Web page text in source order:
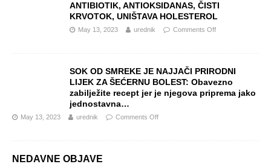
ANTIBIOTIK, ANTIOKSIDANAS, ČISTI
KRVOTOK, UNIŠTAVA HOLESTEROL
May 13, 2023 urednik Comments Off
SOK OD SMREKE JE NAJJAČI PRIRODNI
LIJEK ZA ŠEĆERNU BOLEST: Obavezno
zabilježite recept jer je njegova priprema jako
jednostavna…
May 13, 2023 urednik Comments Off
NEDAVNE OBJAVE